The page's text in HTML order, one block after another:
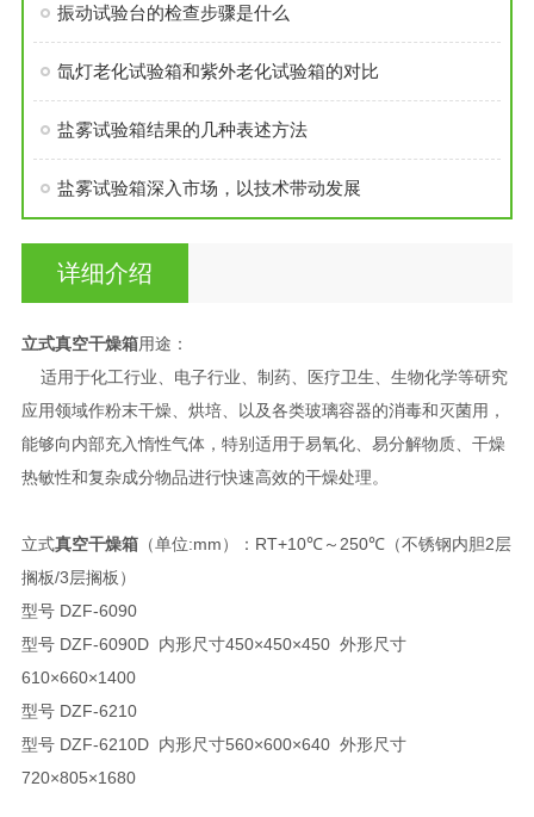
振动试验台的检查步骤是什么
氙灯老化试验箱和紫外老化试验箱的对比
盐雾试验箱结果的几种表述方法
盐雾试验箱深入市场，以技术带动发展
详细介绍
立式真空干燥箱用途：
适用于化工行业、电子行业、制药、医疗卫生、生物化学等研究
应用领域作粉末干燥、烘培、以及各类玻璃容器的消毒和灭菌用，
能够向内部充入惰性气体，特别适用于易氧化、易分解物质、干燥
热敏性和复杂成分物品进行快速高效的干燥处理。
立式真空干燥箱（单位:mm）：RT+10℃～250℃（不锈钢内胆2层
搁板/3层搁板）
型号 DZF-6090
型号 DZF-6090D 内形尺寸450×450×450 外形尺寸
610×660×1400
型号 DZF-6210
型号 DZF-6210D 内形尺寸560×600×640 外形尺寸
720×805×1680